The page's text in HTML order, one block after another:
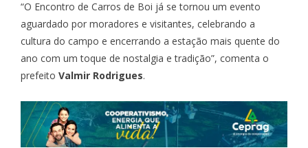
“O Encontro de Carros de Boi já se tornou um evento
aguardado por moradores e visitantes, celebrando a
cultura do campo e encerrando a estação mais quente do
ano com um toque de nostalgia e tradição”, comenta o
prefeito Valmir Rodrigues.